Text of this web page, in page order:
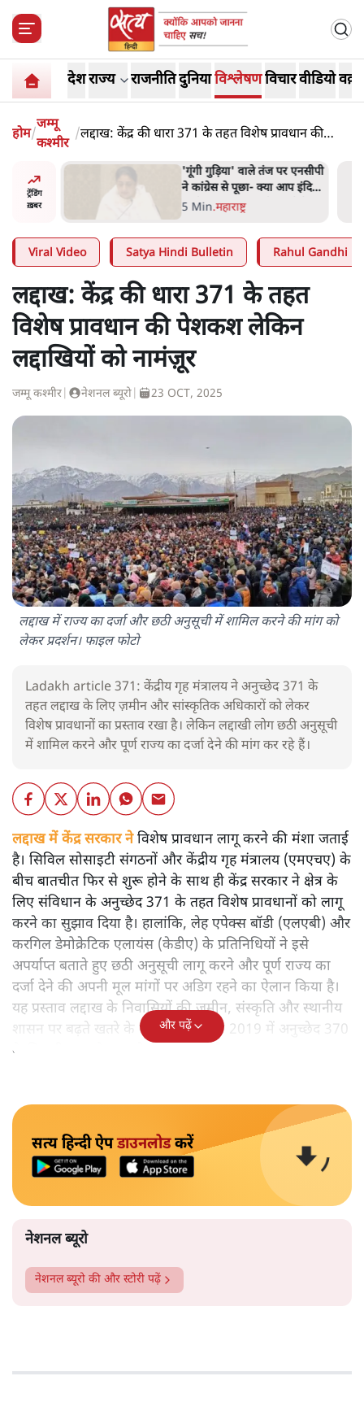
देशराज्य राजनीतिदुनियाविश्लेषणविचारवीडियो
होम/
जम्मू
कश्मीर
/लद्दाख: केंद्र की धारा 371 के तहत विशेष प्रावधान की
ट्रेंडिंग
ख़बर
ने
से जेन
'गूंगी गुड़िया' वाले तंज पर एनसीपी
ने कांग्रेस से पूछा- क्या आप इंदिरा
गांधी का अपमान सही मानते हैं?
5 Min.महाराष्ट्र
Viral Video Satya Hindi Bulletin Rahul Gandhi
लद्दाख: केंद्र की धारा 371 के तहत
विशेष प्रावधान की पेशकश लेकिन
लद्दाखियों को नामंज़ूर
जम्मू कश्मीर नेशनल ब्यूरो 23 OCT, 2025
लद्दाख में राज्य का दर्जा और छठी अनुसूची में शामिल करने की मांग को
लेकर प्रदर्शन। फाइल फोटो
Ladakh article 371: केंद्रीय गृह मंत्रालय ने अनुच्छेद 371 के
तहत लद्दाख के लिए ज़मीन और सांस्कृतिक अधिकारों को लेकर
विशेष प्रावधानों का प्रस्ताव रखा है। लेकिन लद्दाखी लोग छठी अनुसूची
में शामिल करने और पूर्ण राज्य का दर्जा देने की मांग कर रहे हैं।
लद्दाख में केंद्र सरकार नेविशेष प्रावधान लागू करने की मंशा जताई
है। सिविल सोसाइटी संगठनों और केंद्रीय गृह मंत्रालय (एमएचए) के
बीच बातचीत फिर से शुरू होने के साथ ही केंद्र सरकार ने क्षेत्र के
लिए संविधान के अनुच्छेद 371 के तहत विशेष प्रावधानों को लागू
करने का सुझाव दिया है। हालांकि, लेह एपेक्स बॉडी (एलएबी) और
करगिल डेमोक्रेटिक एलायंस (केडीए) के प्रतिनिधियों ने इसे
अपर्याप्त बताते हुए छठी अनुसूची लागू करने और पूर्ण राज्य का
दर्जा देने की अपनी मूल मांगों पर अडिग रहने का ऐलान किया है।
यह प्रस्ताव लद्दाख के निवासियों की जमीन, संस्कृति और स्थानीय
शासन पर बढ़ते खतरे के बीच आया है, जो 2019 में अनुच्छेद 370
के निरस्तीकरण के बाद से चला आ रहा है।
और पढ़ें
सत्य हिन्दी ऐपडाउनलोडकरें
नेशनल ब्यूरो
नेशनल ब्यूरो की और स्टोरी पढ़ें